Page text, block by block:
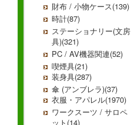
財布 / 小物ケース(139)
時計(87)
ステーショナリー(文房
具)(321)
PC / AV機器関連(52)
喫煙具(21)
装身具(287)
傘 (アンブレラ)(37)
衣服・アパレル(1970)
ワークスーツ / サロペ
ット(14)